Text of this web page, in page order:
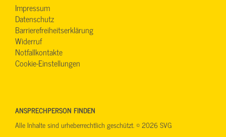
Impressum
Datenschutz
Barrierefreiheitserklärung
Widerruf
Notfallkontakte
Cookie-Einstellungen
ANSPRECHPERSON FINDEN
Alle Inhalte sind urheberrechtlich geschützt. © 2026 SVG